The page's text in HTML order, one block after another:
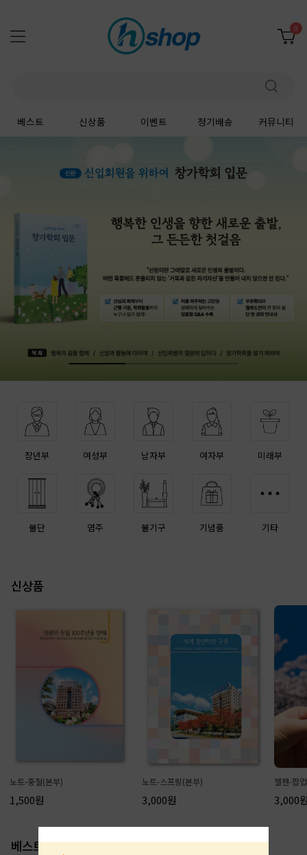
0
베스트 신상품 이벤트 정기배송 커뮤니티
장년부 여성부 남자부 여자부 미래부
불단 염주 불기구 기념품 기타
신상품
트-중철(본부)
원
노트-스프링(본부)
3,000원
젤펜-팝업
3,000원
베스트 상품